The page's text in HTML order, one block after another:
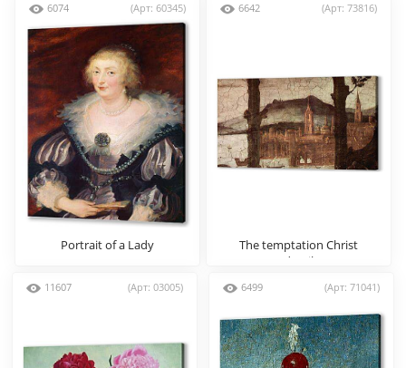
6074 (Арт: 60345)
Portrait of a Lady
6642 (Арт: 73816)
The temptation Christ
(detail)
11607 (Арт: 03005) 6499 (Арт: 71041)